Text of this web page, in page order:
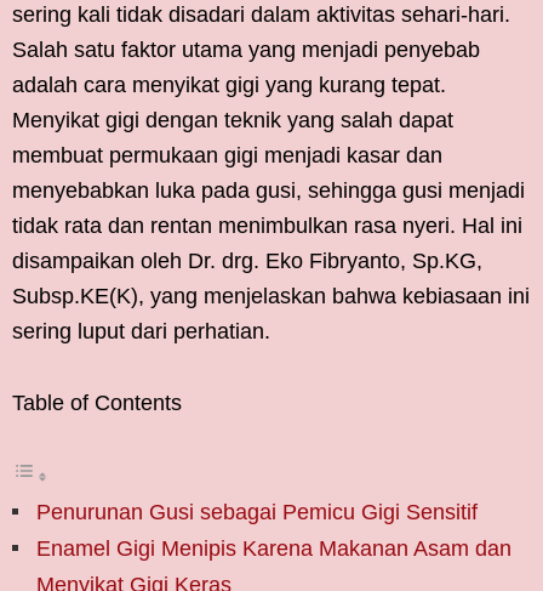
sering kali tidak disadari dalam aktivitas sehari-hari.
Salah satu faktor utama yang menjadi penyebab
adalah cara menyikat gigi yang kurang tepat.
Menyikat gigi dengan teknik yang salah dapat
membuat permukaan gigi menjadi kasar dan
menyebabkan luka pada gusi, sehingga gusi menjadi
tidak rata dan rentan menimbulkan rasa nyeri. Hal ini
disampaikan oleh Dr. drg. Eko Fibryanto, Sp.KG,
Subsp.KE(K), yang menjelaskan bahwa kebiasaan ini
sering luput dari perhatian.
Table of Contents
Penurunan Gusi sebagai Pemicu Gigi Sensitif
Enamel Gigi Menipis Karena Makanan Asam dan
Menyikat Gigi Keras